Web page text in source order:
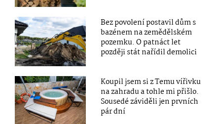
Bez povolení postavil dům s
bazénem na zemědělském
pozemku. O patnáct let
později stát nařídil demolici
Koupil jsem si z Temu vířivku
na zahradu a tohle mi přišlo.
Sousedé záviděli jen prvních
pár dní